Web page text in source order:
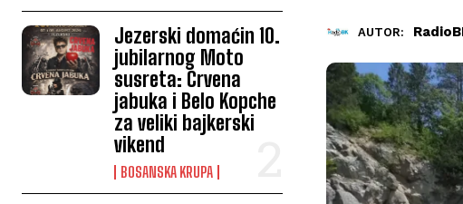
Jezerski domaćin 10.
jubilarnog Moto
susreta: Crvena
jabuka i Belo Kopche
za veliki bajkerski
vikend
BOSANSKA KRUPA
AUTOR: